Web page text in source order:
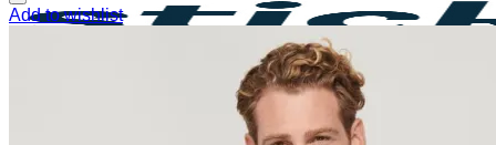
Add to wishlist